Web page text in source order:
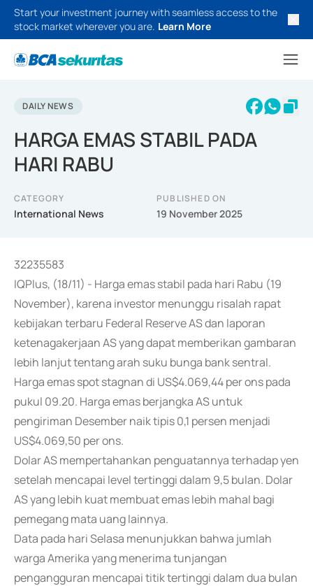
Start your investment journey with seamless access to the
stock market wherever you are. Learn More
DAILY NEWS
HARGA EMAS STABIL PADA
HARI RABU
CATEGORY
International News
PUBLISHED ON
19 November 2025
32235583
IQPlus, (18/11) - Harga emas stabil pada hari Rabu (19
November), karena investor menunggu risalah rapat
kebijakan terbaru Federal Reserve AS dan laporan
ketenagakerjaan AS yang dapat memberikan gambaran
lebih lanjut tentang arah suku bunga bank sentral.
Harga emas spot stagnan di US$4.069,44 per ons pada
pukul 09.20. Harga emas berjangka AS untuk
pengiriman Desember naik tipis 0,1 persen menjadi
US$4.069,50 per ons.
Dolar AS mempertahankan penguatannya terhadap yen
setelah mencapai level tertinggi dalam 9,5 bulan. Dolar
AS yang lebih kuat membuat emas lebih mahal bagi
pemegang mata uang lainnya.
Data pada hari Selasa menunjukkan bahwa jumlah
warga Amerika yang menerima tunjangan
pengangguran mencapai titik tertinggi dalam dua bulan